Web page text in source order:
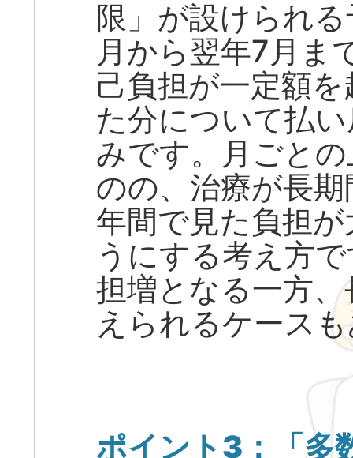
限」が設けられ
月から翌年7月ま
己負担が一定額
た分について払
みです。月ごと
のの、治療が長
年間で見た負担
うにする考え方
担増となる一方
えられるケース
ポイント3：「多